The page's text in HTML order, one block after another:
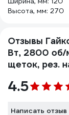
Высота, мм: 270
Отзывы
Вт, 2800
щеток, рез.
4.5
Написать отзыв